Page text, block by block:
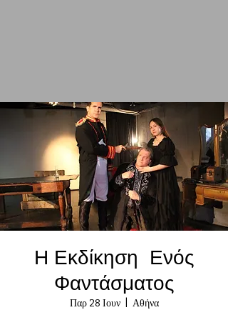
Η Εκδίκηση Ενός
Φαντάσματος
Παρ 28 Ιουν
  |
Αθήνα